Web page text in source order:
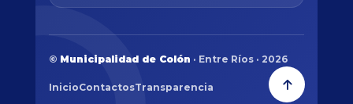
© Municipalidad de Colón · Entre Ríos · 2026
InicioContactosTransparencia